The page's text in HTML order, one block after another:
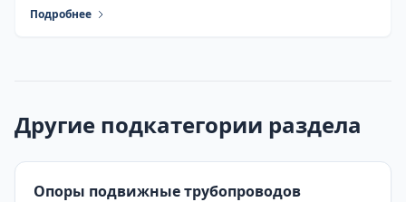
Подробнее
Другие подкатегории раздела
Опоры подвижные трубопроводов